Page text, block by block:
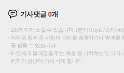
기사댓글0개
200자까지 쓰실 수 있습니다. (현재 0 byte / 최대
저작권 등 다른 사람의 권리를 침해하거나 명예를
를 받을 수 있습니다.
타인에게 불쾌감을 주는 욕설 등 비하하는 단어가
리자의 판단에 의해 삭제 합니다.